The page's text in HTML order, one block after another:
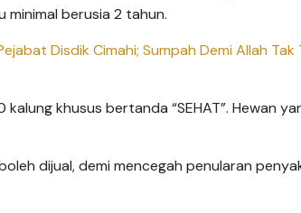
berusia 2 tahun.
Disdik Cimahi; Sumpah Demi Allah Tak
khusus bertanda “SEHAT”. Hewan
dijual, demi mencegah penularan